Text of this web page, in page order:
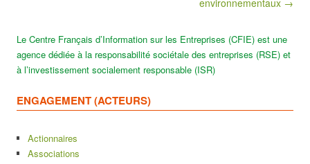
environnementaux →
Le Centre Français d’Information sur les Entreprises (CFIE) est une
agence dédiée à la responsabilité sociétale des entreprises (RSE) et
à l’investissement socialement responsable (ISR)
ENGAGEMENT (ACTEURS)
Actionnaires
Associations